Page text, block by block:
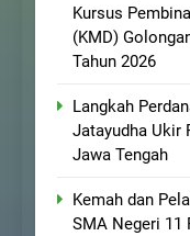
Kursus
(KMD)
Tahun 2026
Langkah
Jatayudha Ukir
Jawa Tengah
Kemah dan
SMA Negeri 11